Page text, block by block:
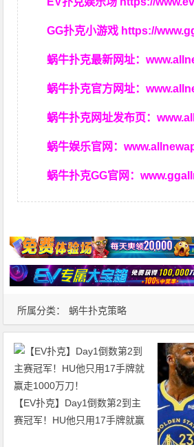
所属分类： 蜗牛扑克策略
GG扑克小游戏 https://
蜗牛扑克最新网址：
蜗牛扑克官方网址：
蜗牛扑克网址发布页：
蜗牛娱乐官网：
蜗牛扑克GG官网：
【EV扑克】Day1倒数第2到主
赛冠军！HU他只用17手牌就赢